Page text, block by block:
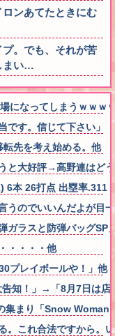
ンあてたときにむ
。でも、それが苦
まい…
になってしまうｗｗｗ
です。信じて下さい
先を考え始める。他
と大好評→高野連はど
6本 26打点 出塁率.311
うのでいいんだよが
ガラスと防弾バッグ
・・・・他
プレイボールや！」他
知！」→「8月7日は店
集まり「Snow
。これ合法ですから。